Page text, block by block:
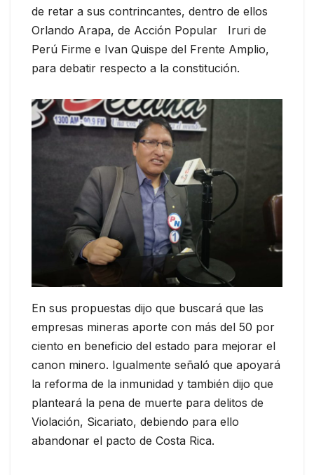
de retar a sus contrincantes, dentro de ellos
Orlando Arapa, de Acción Popular Iruri de
Perú Firme e Ivan Quispe del Frente Amplio,
para debatir respecto a la constitución.
En sus propuestas dijo que buscará que las
empresas mineras aporte con más del 50 por
ciento en beneficio del estado para mejorar el
canon minero. Igualmente señaló que apoyará
la reforma de la inmunidad y también dijo que
planteará la pena de muerte para delitos de
Violación, Sicariato, debiendo para ello
abandonar el pacto de Costa Rica.